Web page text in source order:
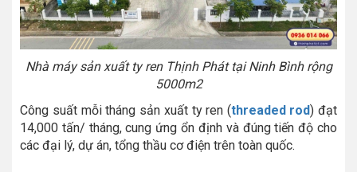
Nhà máy sản xuất ty ren Thịnh Phát tại Ninh Bình rộng
5000m2
Công suất mỗi tháng sản xuất ty ren (threaded rod) đạt
14,000 tấn/ tháng, cung ứng ổn định và đúng tiến độ cho
các đại lý, dự án, tổng thầu cơ điện trên toàn quốc.